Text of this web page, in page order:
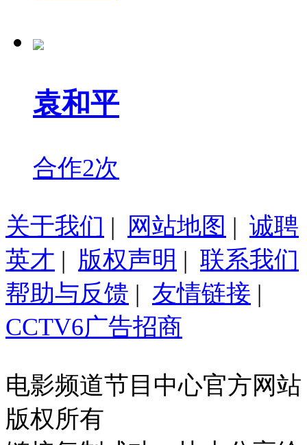
袁和平
合作2次
关于我们 | 网站地图 | 诚聘
英才 | 版权声明 | 联系我们
帮助与反馈 | 友情链接 |
CCTV6广告招商
电影频道节目中心官方网站
版权所有